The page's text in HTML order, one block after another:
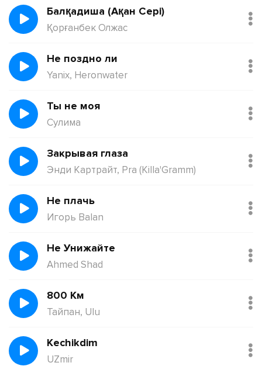
Балқадиша (Ақан Сері)
Қорғанбек Олжас
Не поздно ли
Yanix, Heronwater
Ты не моя
Сулима
Закрывая глаза
Энди Картрайт, Pra (Killa'Gramm)
Не плачь
Игорь Balan
Не Унижайте
Ahmed Shad
800 Км
Тайпан, Ulu
Kechikdim
UZmir